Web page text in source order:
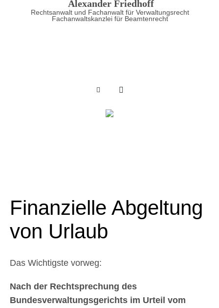
Alexander Friedhoff
Fachanwaltskanzlei für Beamtenrecht
Rechtsanwalt und Fachanwalt für Verwaltungsrecht
Finanzielle Abgeltung
von Urlaub
Das Wichtigste vorweg:
Nach der Rechtsprechung des
Bundesverwaltungsgerichts im Urteil vom